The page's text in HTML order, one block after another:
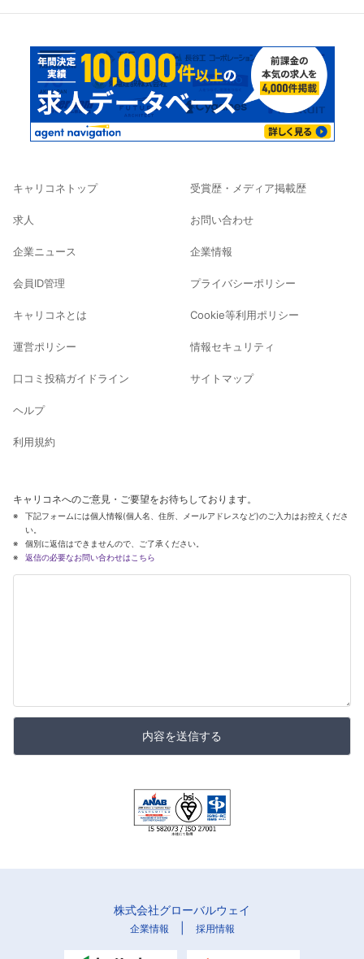
キャリコネトップ
求人
企業ニュース
会員ID管理
キャリコネとは
運営ポリシー
口コミ投稿ガイドライン
ヘルプ
利用規約
受賞歴・メディア掲載歴
お問い合わせ
企業情報
プライバシーポリシー
Cookie等利用ポリシー
情報セキュリティ
サイトマップ
キャリコネへのご意見・ご要望をお待ちしております。
下記フォームには個人情報(個人名、住所、メールアドレスなど)のご入力はお控えくださ
い。
個別に返信はできませんので、ご了承ください。
返信の必要なお問い合わせはこちら
内容を送信する
株式会社グローバルウェイ
企業情報 採用情報